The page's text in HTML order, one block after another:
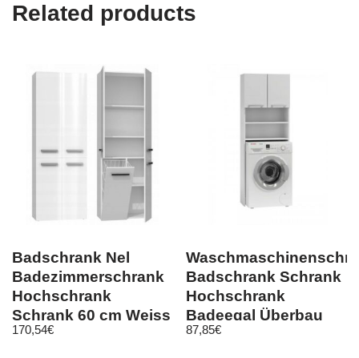
Related products
Badschrank Nel
Badezimmerschrank
Hochschrank
Schrank 60 cm Weiss
Hochglanz
170,54€
Badschrank Schrank
Hochschrank
Badeegal Überbau
weiß
87,85€